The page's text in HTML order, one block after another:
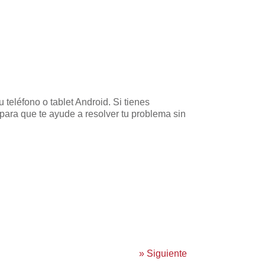
teléfono o tablet Android. Si tienes
que te ayude a resolver tu problema sin
» Siguiente